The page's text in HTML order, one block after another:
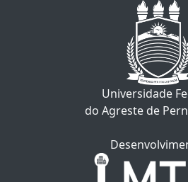
Universidade
do Agreste de